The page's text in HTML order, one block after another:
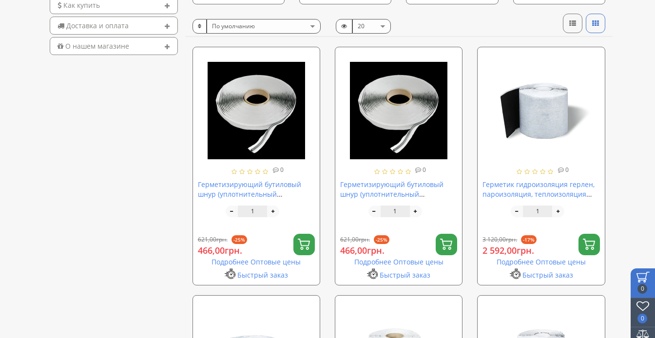
0
0
Как купить
Доставка и оплата
О нашем магазине
0
Герметизирующий бутиловый
шнур (уплотнительный
SoundProOFF ButylCord 11м (sp-
621,00грн. -25%
466,00грн.
Подробнее Оптовые цены
Быстрый заказ
0
Герметизирующий бутиловый
шнур (уплотнительный
SoundProOFF ButylCord 7м (sp-
621,00грн. -25%
466,00грн.
Подробнее Оптовые цены
Быстрый заказ
0
Герметик гидроизоляция герлен,
пароизоляция, теплоизоляция
PROTECT LT (sp-0019)
3 120,00грн. -17%
2 592,00грн.
Подробнее Оптовые цены
Быстрый заказ